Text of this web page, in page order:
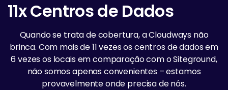
11x Centros de Dados
Quando se trata de cobertura, a Cloudways não
brinca. Com mais de 11 vezes os centros de dados em
6 vezes os locais em comparação com o Siteground,
não somos apenas convenientes – estamos
provavelmente onde precisa de nós.